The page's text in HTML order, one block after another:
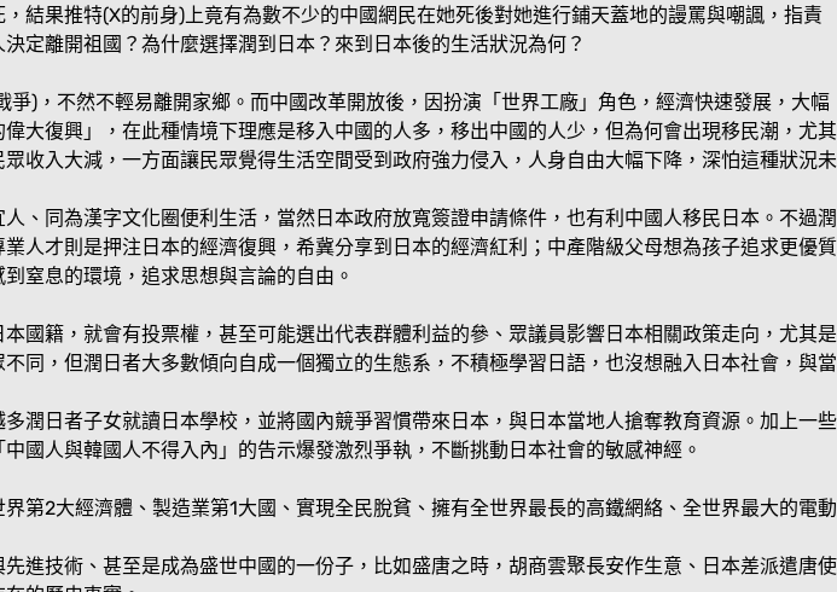
結果推特(X的前身)上竟有為數不少的中國網民在她死後對她進行鋪天蓋地的謾罵與嘲諷，指責
定離開祖國？為什麼選擇潤到日本？來到日本後的生活狀況為何？
)，不然不輕易離開家鄉。而中國改革開放後，因扮演「世界工廠」角色，經濟快速發展，大幅
大復興」，在此種情境下理應是移入中國的人多，移出中國的人少，但為何會出現移民潮，尤其
收入大減，一方面讓民眾覺得生活空間受到政府強力侵入，人身自由大幅下降，深怕這種狀況未
、同為漢字文化圈便利生活，當然日本政府放寬簽證申請條件，也有利中國人移民日本。不過潤
人才則是押注日本的經濟復興，希冀分享到日本的經濟紅利；中產階級父母想為孩子追求更優質
窒息的環境，追求思想與言論的自由。
國籍，就會有投票權，甚至可能選出代表群體利益的參、眾議員影響日本相關政策走向，尤其是
同，但潤日者大多數傾向自成一個獨立的生態系，不積極學習日語，也沒想融入日本社會，與當
潤日者子女就讀日本學校，並將國內競爭習慣帶來日本，與日本當地人搶奪教育資源。加上一些
國人與韓國人不得入內」的告示爆發激烈爭執，不斷挑動日本社會的敏感神經。
第2大經濟體、製造業第1大國、實現全民脫貧、擁有全世界最長的高鐵網絡、全世界最大的電動
進技術、甚至是成為盛世中國的一份子，比如盛唐之時，胡商雲聚長安作生意、日本差派遣唐使